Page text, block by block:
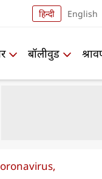
हिन्दी English
बॉलीवुड